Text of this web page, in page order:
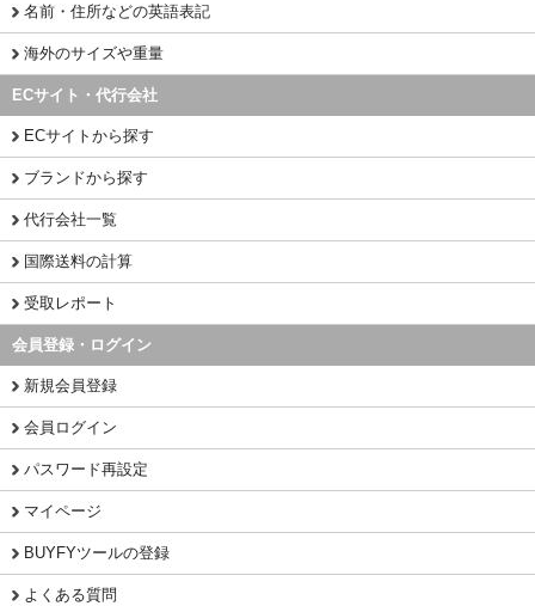
名前・住所などの英語表記
海外のサイズや重量
ECサイト・代行会社
ECサイトから探す
ブランドから探す
代行会社一覧
国際送料の計算
受取レポート
会員登録・ログイン
新規会員登録
会員ログイン
パスワード再設定
マイページ
BUYFYツールの登録
よくある質問